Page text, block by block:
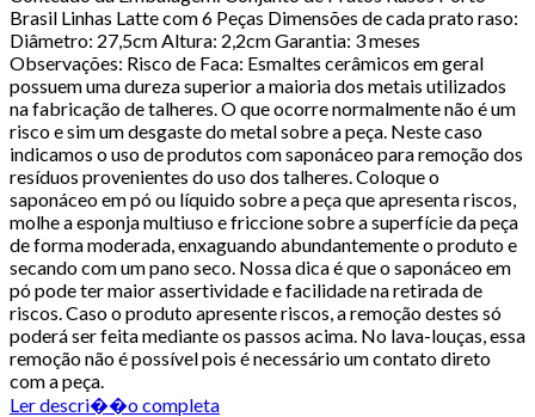
Brasil Linhas Latte com 6 Peças Dimensões de cada prato raso:
Diâmetro: 27,5cm Altura: 2,2cm Garantia: 3 meses
Observações: Risco de Faca: Esmaltes cerâmicos em geral
possuem uma dureza superior a maioria dos metais utilizados
na fabricação de talheres. O que ocorre normalmente não é um
risco e sim um desgaste do metal sobre a peça. Neste caso
indicamos o uso de produtos com saponáceo para remoção dos
resíduos provenientes do uso dos talheres. Coloque o
saponáceo em pó ou líquido sobre a peça que apresenta riscos,
molhe a esponja multiuso e friccione sobre a superfície da peça
de forma moderada, enxaguando abundantemente o produto e
secando com um pano seco. Nossa dica é que o saponáceo em
pó pode ter maior assertividade e facilidade na retirada de
riscos. Caso o produto apresente riscos, a remoção destes só
poderá ser feita mediante os passos acima. No lava-louças, essa
remoção não é possível pois é necessário um contato direto
com a peça.
Ler descri��o completa